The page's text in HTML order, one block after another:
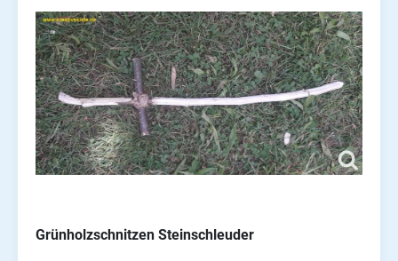
Grünholzschnitzen Steinschleuder